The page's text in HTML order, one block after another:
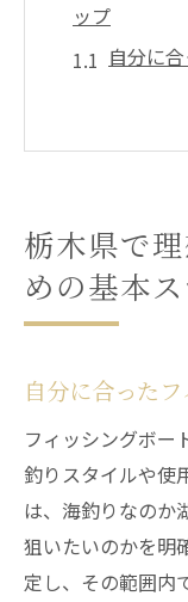
ップ
自分に
船の購
購入前
フィッシン
安全性
安全な
最新の
長持ち
気象条件
家族と
栃木県で
めの基本
自分に合った
フィッシングボー
釣りスタイルや使
は、海釣りなのか
狙いたいのかを明
定し、その範囲内